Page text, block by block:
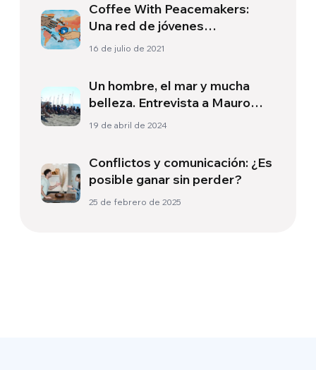
Coffee With Peacemakers:
Una red de jóvenes
constructores de paz
16 de julio de 2021
Un hombre, el mar y mucha
belleza. Entrevista a Mauro
Pandimiglio
19 de abril de 2024
Conflictos y comunicación: ¿Es
posible ganar sin perder?
25 de febrero de 2025